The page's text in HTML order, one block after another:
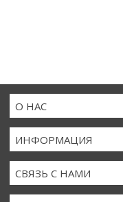
О НАС
ИНФОРМАЦИЯ
СВЯЗЬ С НАМИ